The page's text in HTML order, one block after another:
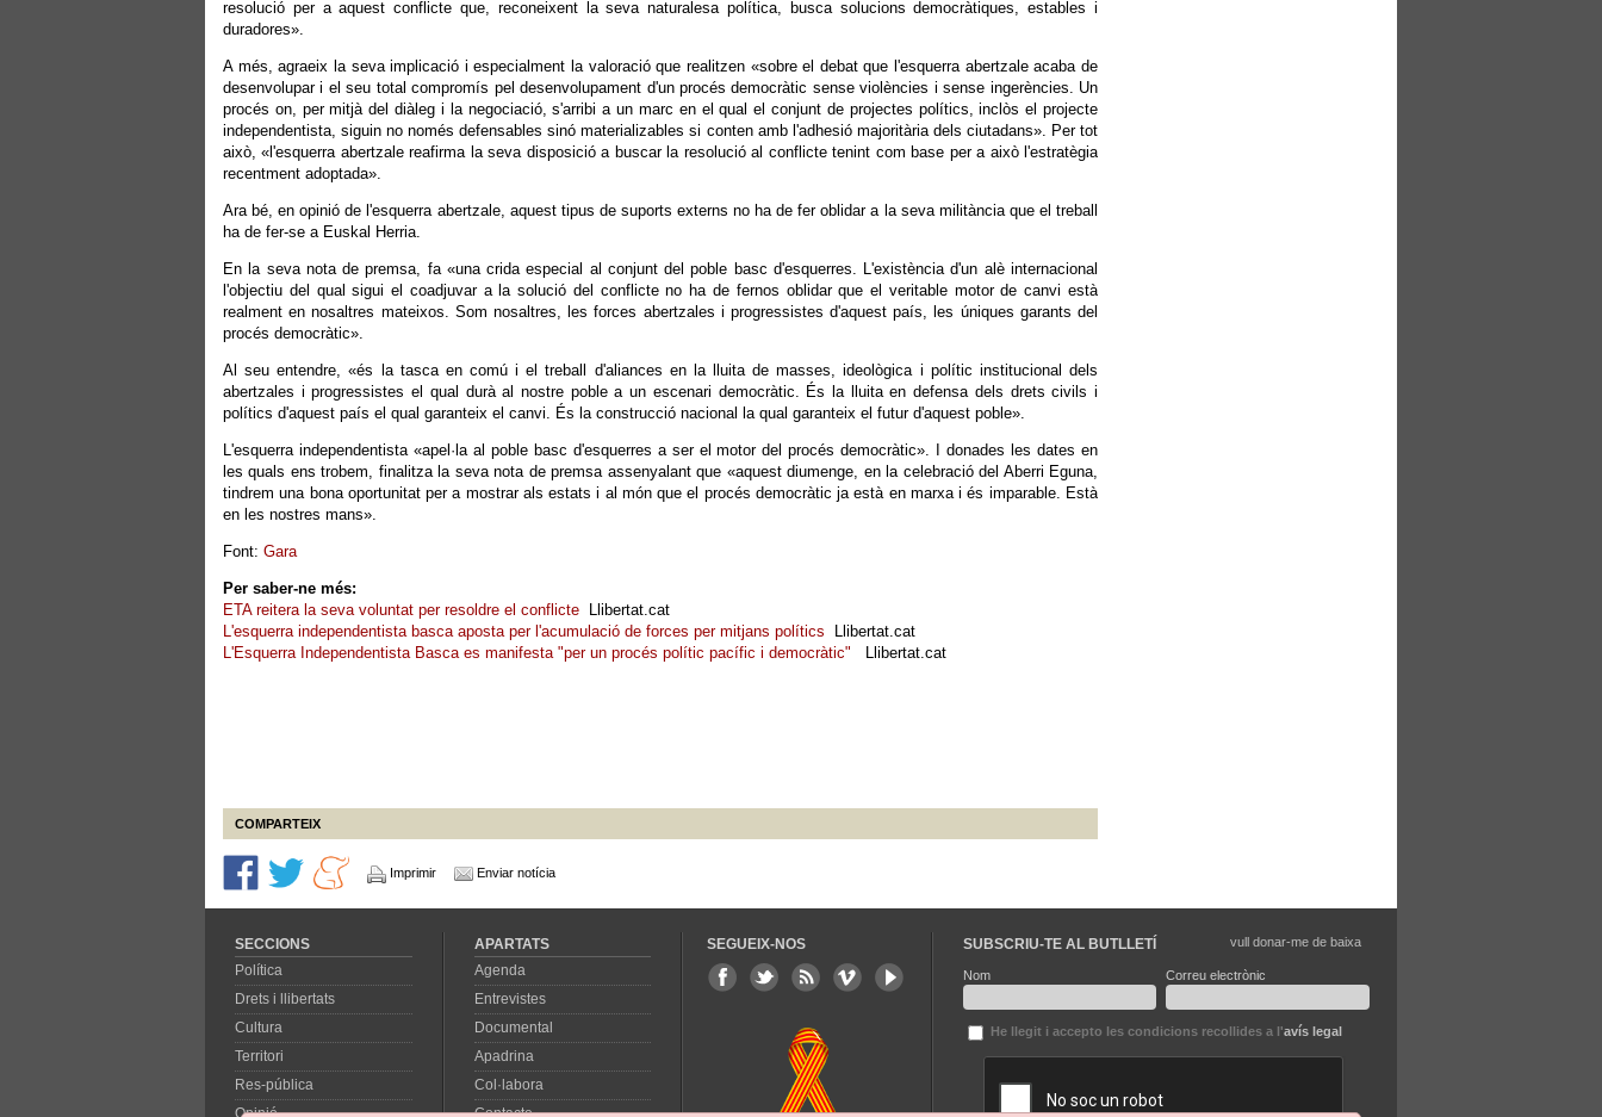
resolució per a aquest conflicte que, reconeixent la seva naturalesa política, busca solucions democràtiques, estables i
duradores».
A més, agraeix la seva implicació i especialment la valoració que realitzen «sobre el debat que l'esquerra abertzale acaba de
desenvolupar i el seu total compromís pel desenvolupament d'un procés democràtic sense violències i sense ingerències. Un
procés on, per mitjà del diàleg i la negociació, s'arribi a un marc en el qual el conjunt de projectes polítics, inclòs el projecte
independentista, siguin no només defensables sinó materializables si conten amb l'adhesió majoritària dels ciutadans». Per tot
això, «l'esquerra abertzale reafirma la seva disposició a buscar la resolució al conflicte tenint com base per a això l'estratègia
recentment adoptada».
Ara bé, en opinió de l'esquerra abertzale, aquest tipus de suports externs no ha de fer oblidar a la seva militància que el treball
ha de fer-se a Euskal Herria.
En la seva nota de premsa, fa «una crida especial al conjunt del poble basc d'esquerres. L'existència d'un alè internacional
l'objectiu del qual sigui el coadjuvar a la solució del conflicte no ha de fernos oblidar que el veritable motor de canvi està
realment en nosaltres mateixos. Som nosaltres, les forces abertzales i progressistes d'aquest país, les úniques garants del
procés democràtic».
Al seu entendre, «és la tasca en comú i el treball d'aliances en la lluita de masses, ideològica i polític institucional dels
abertzales i progressistes el qual durà al nostre poble a un escenari democràtic. És la lluita en defensa dels drets civils i
polítics d'aquest país el qual garanteix el canvi. És la construcció nacional la qual garanteix el futur d'aquest poble».
L'esquerra independentista «apel·la al poble basc d'esquerres a ser el motor del procés democràtic». I donades les dates en
les quals ens trobem, finalitza la seva nota de premsa assenyalant que «aquest diumenge, en la celebració del Aberri Eguna,
tindrem una bona oportunitat per a mostrar als estats i al món que el procés democràtic ja està en marxa i és imparable. Està
en les nostres mans».
Font: Gara
Per saber-ne més:
ETA reitera la seva voluntat per resoldre el conflicte
Llibertat.cat
L'esquerra independentista basca aposta per l'acumulació de forces per mitjans polítics
Llibertat.cat
L'Esquerra Independentista Basca es manifesta "per un procés polític pacífic i democràtic"
Llibertat.cat
COMPARTEIX
Imprimir Enviar notícia
SECCIONS
Política
Drets i llibertats
Cultura
Territori
Res-pública
Opinió
APARTATS
Agenda
Entrevistes
Documental
Apadrina
Col·labora
Contacte
SEGUEIX-NOS SUBSCRIU-TE AL BUTLLETÍ
Nom Correu electrònic
He llegit i accepto les condicions recollides a l'avís legal
vull donar-me de baixa